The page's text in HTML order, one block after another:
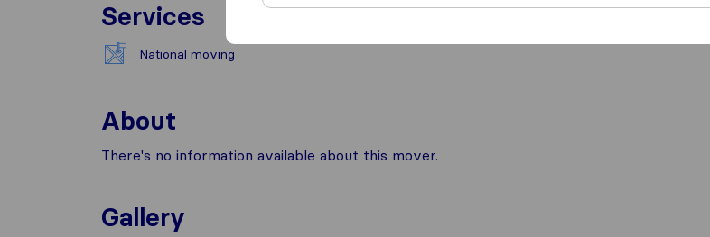
Services
National moving
About
There's no information available about this mover.
Gallery